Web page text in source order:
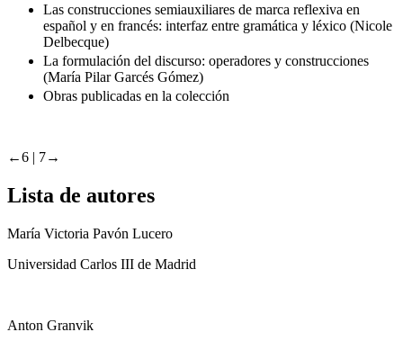
Las construcciones semiauxiliares de marca reflexiva en
español y en francés: interfaz entre gramática y léxico (Nicole
Delbecque)
La formulación del discurso: operadores y construcciones
(María Pilar Garcés Gómez)
Obras publicadas en la colección
←6 | 7→
Lista de autores
María Victoria Pavón Lucero
Universidad Carlos III de Madrid
Anton Granvik